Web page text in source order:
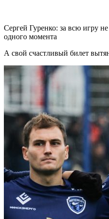
Сергей Гуренко: за всю игру
одного момента
А свой счастливый билет